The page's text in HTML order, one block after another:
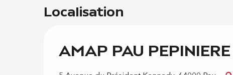
Localisation
AMAP PAU PEPINIERE